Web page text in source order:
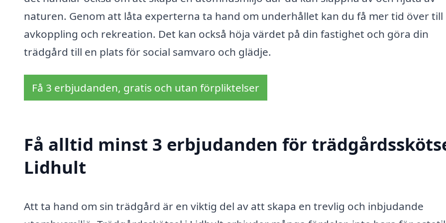
naturen. Genom att låta experterna ta hand om underhållet kan du få mer tid över till
avkoppling och rekreation. Det kan också höja värdet på din fastighet och göra din
trädgård till en plats för social samvaro och glädje.
Få 3 erbjudanden, gratis och utan förpliktelser
Få alltid minst 3 erbjudanden för
Lidhult
Att ta hand om sin trädgård är en viktig del av att skapa en trevlig och inbjudande